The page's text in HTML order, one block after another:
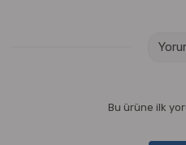
Bu ürüne ilk